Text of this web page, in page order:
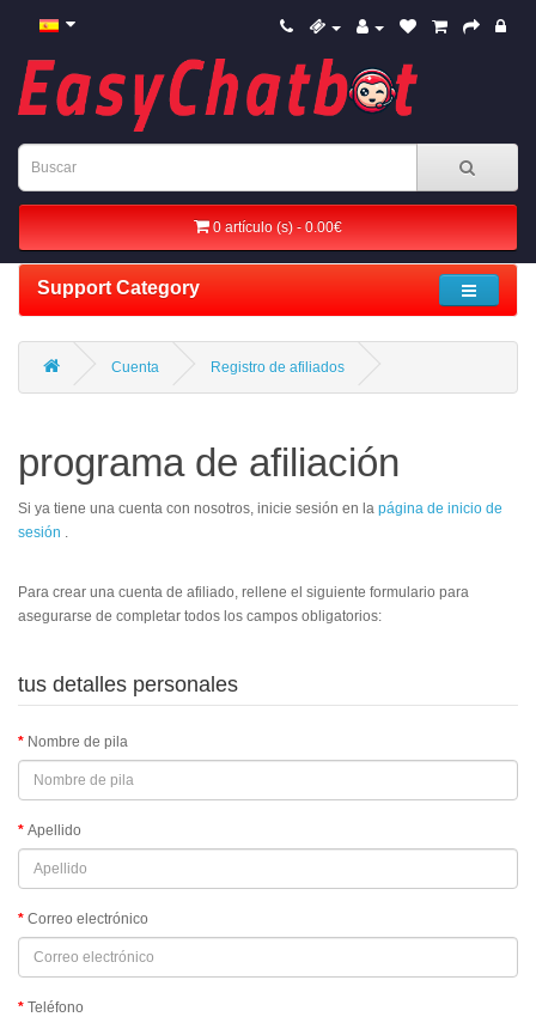
0 artículo (s) - 0.00€
Support Category
Cuenta Registro de afiliados
programa de afiliación
Si ya tiene una cuenta con nosotros, inicie sesión en la página de inicio de
sesión
Para crear una cuenta de afiliado, rellene el siguiente formulario para
asegurarse de completar todos los campos obligatorios:
tus detalles personales
Nombre de pila
Apellido
Correo electrónico
Teléfono